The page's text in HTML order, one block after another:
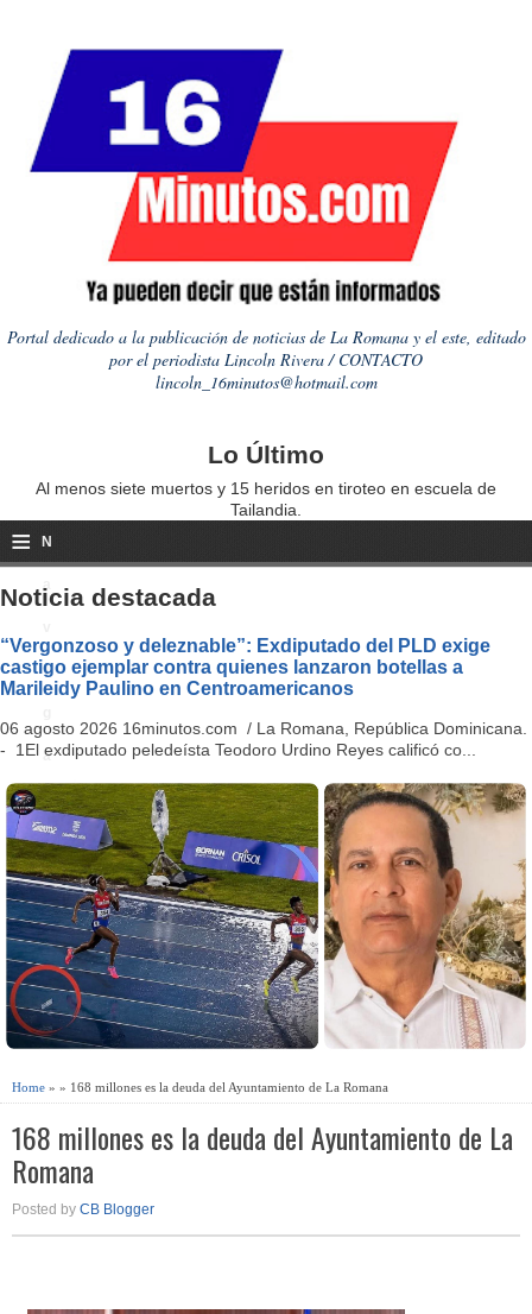
Portal dedicado a la publicación de noticias de La Romana y el este, editado
por el periodista Lincoln Rivera / CONTACTO
lincoln_16minutos@hotmail.com
Lo Último
Al menos siete muertos y 15 heridos en tiroteo en escuela de
Tailandia.
≡ N
a
i
a
ti
o
n
Noticia destacada
“Vergonzoso y deleznable”: Exdiputado del PLD exige
castigo ejemplar contra quienes lanzaron botellas a
Marileidy Paulino en Centroamericanos
06 agosto 2026 16minutos.com / La Romana, República Dominicana.
- 1El exdiputado peledeísta Teodoro Urdino Reyes calificó co...
Home » » 168 millones es la deuda del Ayuntamiento de La Romana
168 millones es la deuda del Ayuntamiento de La
Romana
Posted by CB Blogger